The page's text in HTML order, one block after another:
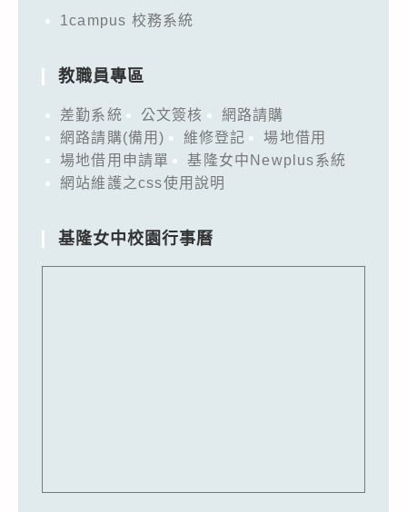
1campus 校務系統
教職員專區
差勤系統 公文簽核
網路請購
網路請購(備用)
維修登記
場地借用
場地借用申請單
基隆女中Newplus系統
網站維護之css使用說明
基隆女中校園行事曆